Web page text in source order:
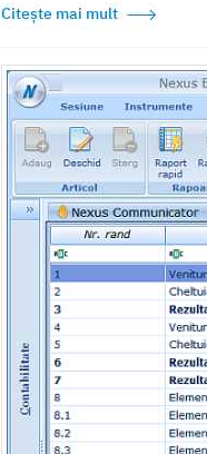
Citește mai mult